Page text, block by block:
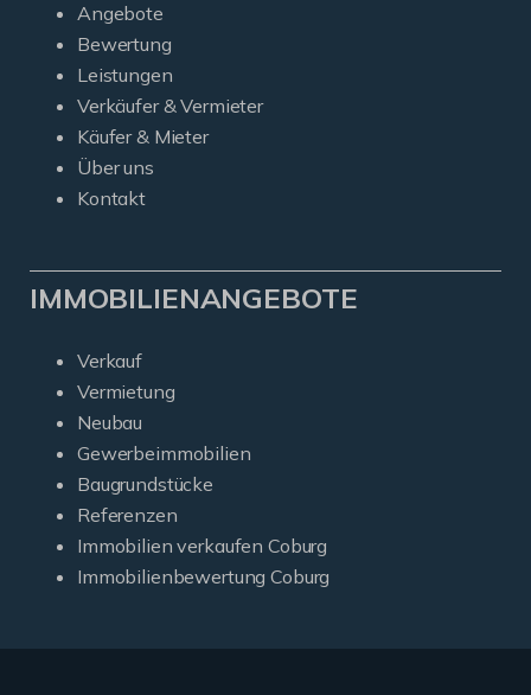
Angebote
Bewertung
Leistungen
Verkäufer & Vermieter
Käufer & Mieter
Über uns
Kontakt
IMMOBILIENANGEBOTE
Verkauf
Vermietung
Neubau
Gewerbeimmobilien
Baugrundstücke
Referenzen
Immobilien verkaufen Coburg
Immobilienbewertung Coburg